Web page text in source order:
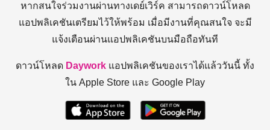
หากสนใจร่วมงานผ่านทางเดย์เวิร์ค สามารถดาวน์โหลด
แอปพลิเคชันเตรียมไว้ให้พร้อม เมื่อมีงานที่คุณสนใจ จะมี
แจ้งเตือนผ่านแอปพลิเคชันบนมือถือทันที
ดาวน์โหลด Daywork แอปพลิเคชันของเราได้แล้ววันนี้ ทั้ง
ใน Apple Store และ Google Play